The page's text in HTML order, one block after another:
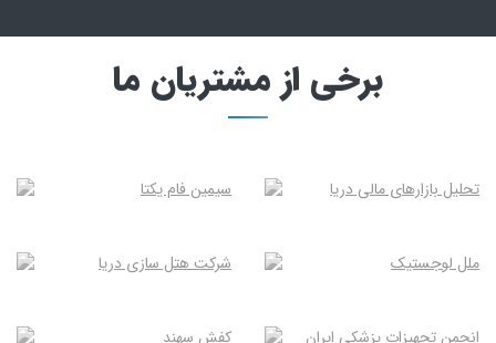
برخی از مشتریان ما